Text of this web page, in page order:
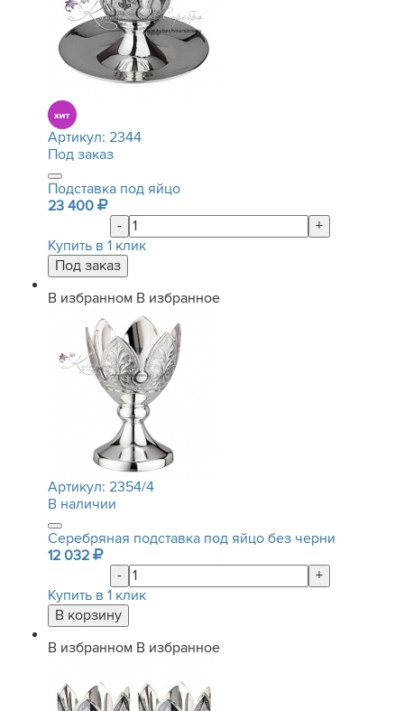
Артикул: 2344
Под заказ
Подставка под яйцо
23 400
-
+
Купить в 1 клик
В избранном В избранное
Артикул: 2354/4
В наличии
Серебряная подставка под яйцо без черни
12 032
-
+
Купить в 1 клик
В избранном В избранное